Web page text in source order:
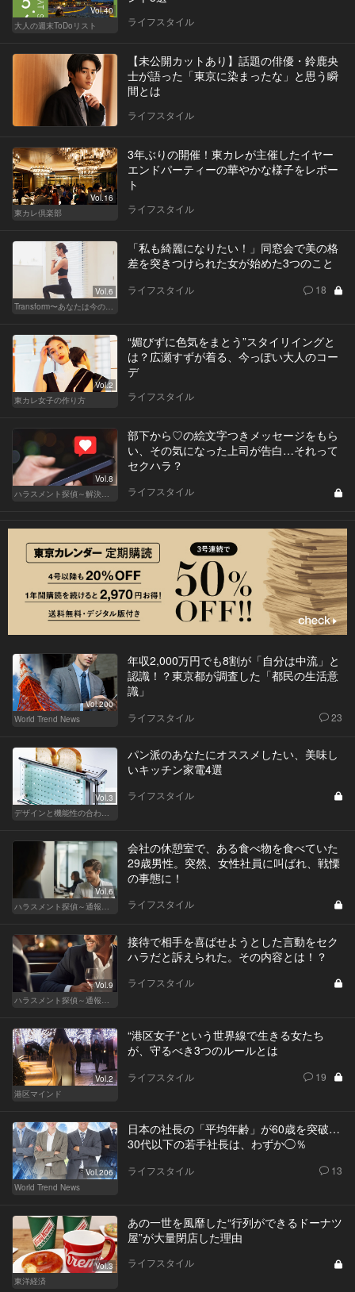
Vol.40
大人の週末ToDoリスト
ライフスタイル
【未公開カットあり】話題の俳優・鈴鹿央
士が語った「東京に染まったな」と思う瞬
間とは
ライフスタイル
Vol.16
東カレ倶楽部
3年ぶりの開催！東カレが主催したイヤー
エンドパーティーの華やかな様子をレポー
ト
ライフスタイル
Vol.6
Transform〜あなたは今の自分に満足してますか？〜
「私も綺麗になりたい！」同窓会で美の格
差を突きつけられた女が始めた3つのこと
ライフスタイル 18
Vol.2
東カレ女子の作り方
“媚びずに色気をまとう”スタイリイングと
は？広瀬すずが着る、今っぽい大人のコー
デ
ライフスタイル
Vol.8
ハラスメント探偵～解決編～
部下から♡の絵文字つきメッセージをもら
い、その気になった上司が告白…それって
セクハラ？
ライフスタイル
Vol.200
World Trend News
年収2,000万円でも8割が「自分は中流」と
認識！？東京都が調査した「都民の生活意
識」
ライフスタイル 23
Vol.3
デザインと機能性の合わせ技！ こんなキッチン家電が欲しかった！
パン派のあなたにオススメしたい、美味し
いキッチン家電4選
ライフスタイル
Vol.6
ハラスメント探偵～通報編～
会社の休憩室で、ある食べ物を食べていた
29歳男性。突然、女性社員に叫ばれ、戦慄
の事態に！
ライフスタイル
Vol.9
ハラスメント探偵～通報編～
接待で相手を喜ばせようとした言動をセク
ハラだと訴えられた。その内容とは！？
ライフスタイル
Vol.2
港区マインド
“港区女子”という世界線で生きる女たち
が、守るべき3つのルールとは
ライフスタイル 19
Vol.206
World Trend News
日本の社長の「平均年齢」が60歳を突破…
30代以下の若手社長は、わずか◯％
ライフスタイル 13
Vol.3
東洋経済
あの一世を風靡した“行列ができるドーナツ
屋”が大量閉店した理由
ライフスタイル